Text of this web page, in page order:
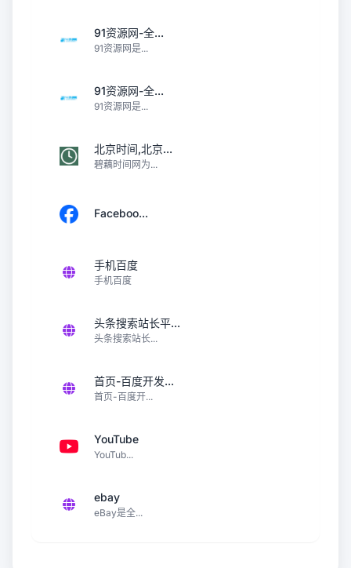
91资源网-全...
91资源网是...
91资源网-全...
91资源网是...
北京时间,北京...
碧藕时间网为...
Faceboo...
手机百度
手机百度
头条搜索站长平...
头条搜索站长...
首页-百度开发...
首页-百度开...
YouTube
YouTub...
ebay
eBay是全...